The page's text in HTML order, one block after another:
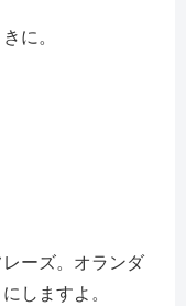
に。
ーズ。オランダ
しますよ。